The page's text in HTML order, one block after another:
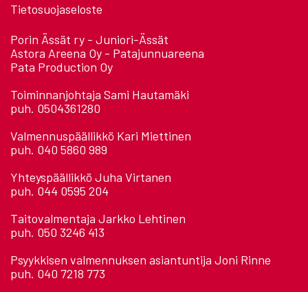
Tietosuojaseloste
Porin Ässät ry - Juniori-Ässät
Astora Areena Oy - Patajunnuareena
Pata Production Oy
Toiminnanjohtaja Sami Hautamäki
puh. 0504361280
Valmennuspäällikkö Kari Miettinen
puh. 040 5860 989
Yhteyspäällikkö Juha Virtanen
puh. 044 0595 204
Taitovalmentaja Jarkko Lehtinen
puh. 050 3246 413
Psyykkisen valmennuksen asiantuntija Joni Rinne
puh. 040 7218 773